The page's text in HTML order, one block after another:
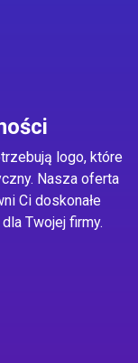
logo, które
Nasza oferta
Ci doskonałe
Twojej firmy.